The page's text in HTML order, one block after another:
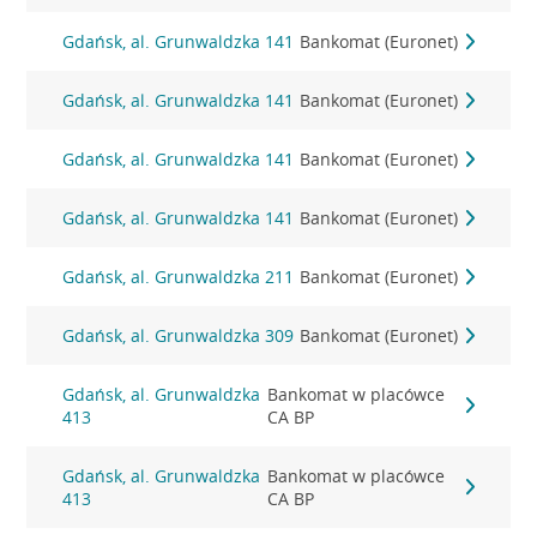
Gdańsk, al. Grunwaldzka 141 Bankomat (Euronet)
Gdańsk, al. Grunwaldzka 141 Bankomat (Euronet)
Gdańsk, al. Grunwaldzka 141 Bankomat (Euronet)
Gdańsk, al. Grunwaldzka 141 Bankomat (Euronet)
Gdańsk, al. Grunwaldzka 211 Bankomat (Euronet)
Gdańsk, al. Grunwaldzka 309 Bankomat (Euronet)
Gdańsk, al. Grunwaldzka
413
Bankomat w placówce
CA BP
Gdańsk, al. Grunwaldzka
413
Bankomat w placówce
CA BP